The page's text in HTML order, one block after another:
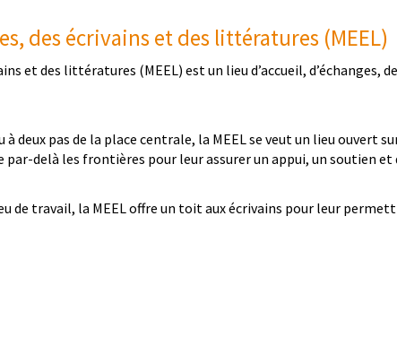
des écrivains et des littératures (MEEL)
et des littératures (MEEL) est un lieu d’accueil,
deux pas de la place centrale, la MEEL se veut un lieu ouvert
delà les frontières pour leur assurer un appui, un soutien
de travail, la MEEL offre un toit aux écrivains pour leur